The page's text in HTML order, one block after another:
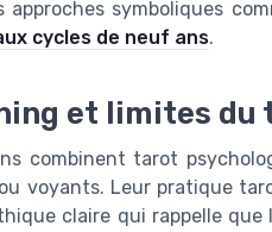
approches symboliques
cycles de neuf ans.
et limites du
combinent tarot
voyants. Leur pratique
claire qui rappelle